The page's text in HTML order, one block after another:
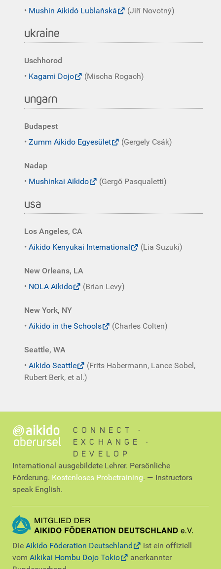
• Mushin Aikidó Lublaňská (Jiří Novotný)
ukraine
Uschhorod
• Kagami Dojo (Mischa Rogach)
ungarn
Budapest
• Zumm Aikido Egyesület (Gergely Csák)
Nadap
• Mushinkai Aikido (Gergő Pasqualetti)
usa
Los Angeles, CA
• Aikido Kenyukai International (Lia Suzuki)
New Orleans, LA
• NOLA Aikido (Brian Levy)
New York, NY
• Aikido in the Schools (Charles Colten)
Seattle, WA
• Aikido Seattle
(Frits Habermann, Lance Sobel,
Rubert Berk, et al.)
CONNECT ∙
EXCHANGE ∙
DEVELOP
International ausgebildete Lehrer. Persönliche
Förderung. Kostenloses Probetraining. — Instructors
speak English.
Die Aikido Föderation Deutschland
ist ein offiziell
vom Aikikai Hombu Dojo Tokio
anerkannter